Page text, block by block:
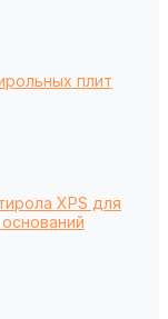
плит
XPS для